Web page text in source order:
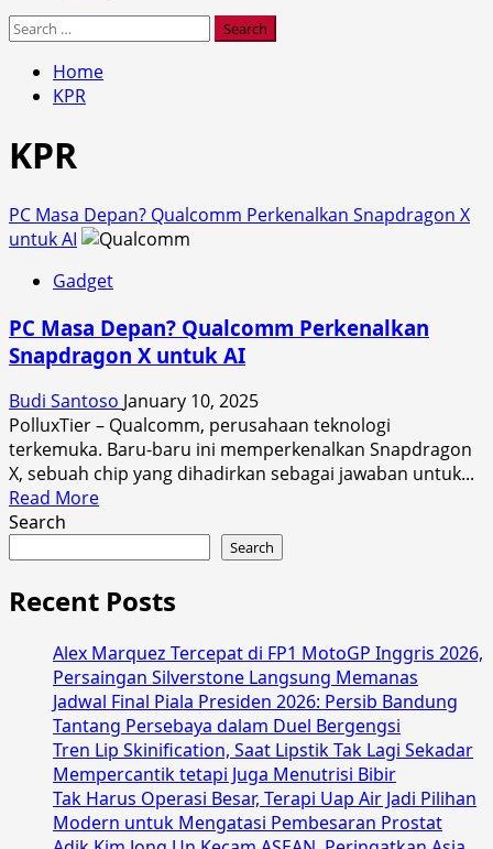
Search
Home
KPR
KPR
PC Masa Depan? Qualcomm Perkenalkan Snapdragon X
untuk AI
Gadget
PC Masa Depan? Qualcomm Perkenalkan
Snapdragon X untuk AI
Budi Santoso January 10, 2025
PolluxTier – Qualcomm, perusahaan teknologi
terkemuka. Baru-baru ini memperkenalkan Snapdragon
X, sebuah chip yang dihadirkan sebagai jawaban untuk...
Read MoreRead
Masa
Depan?
Qualcomm
Perkenalkan
Snapdragon
X
untuk
AI
Search
Search
Recent Posts
Alex Marquez Tercepat di FP1 MotoGP Inggris 2026,
Persaingan Silverstone Langsung Memanas
Jadwal Final Piala Presiden 2026: Persib Bandung
Tantang Persebaya dalam Duel Bergengsi
Tren Lip Skinification, Saat Lipstik Tak Lagi Sekadar
Mempercantik tetapi Juga Menutrisi Bibir
Tak Harus Operasi Besar, Terapi Uap Air Jadi Pilihan
Modern untuk Mengatasi Pembesaran Prostat